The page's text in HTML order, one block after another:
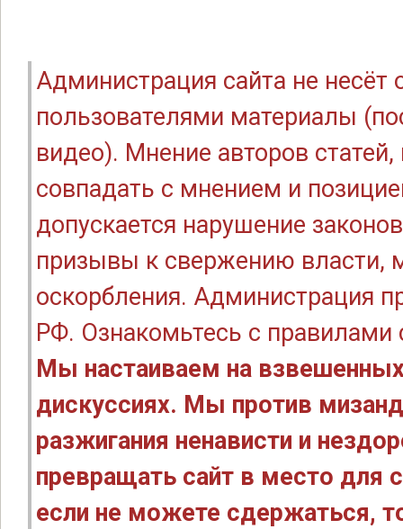
Администрация сайта не
пользователями материалы
видео). Мнение авторов
совпадать с мнением и
допускается нарушение
призывы к свержению власти,
оскорбления. Администрация
РФ. Ознакомьтесь с правилами
Мы настаиваем на
дискуссиях. Мы против
разжигания ненависти и
превращать сайт в место для
если не можете сдержаться,